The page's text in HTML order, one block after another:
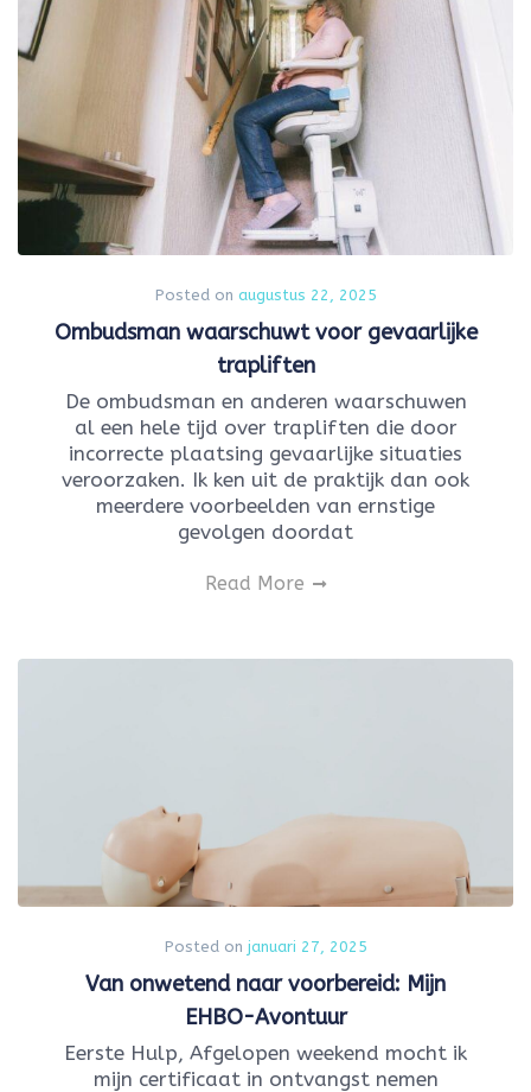
Posted on augustus 22, 2025
Ombudsman waarschuwt voor gevaarlijke
trapliften
De ombudsman en anderen waarschuwen
al een hele tijd over trapliften die door
incorrecte plaatsing gevaarlijke situaties
veroorzaken. Ik ken uit de praktijk dan ook
meerdere voorbeelden van ernstige
gevolgen doordat
Read More
Posted on januari 27, 2025
Van onwetend naar voorbereid: Mijn
EHBO-Avontuur
Eerste Hulp, Afgelopen weekend mocht ik
mijn certificaat in ontvangst nemen